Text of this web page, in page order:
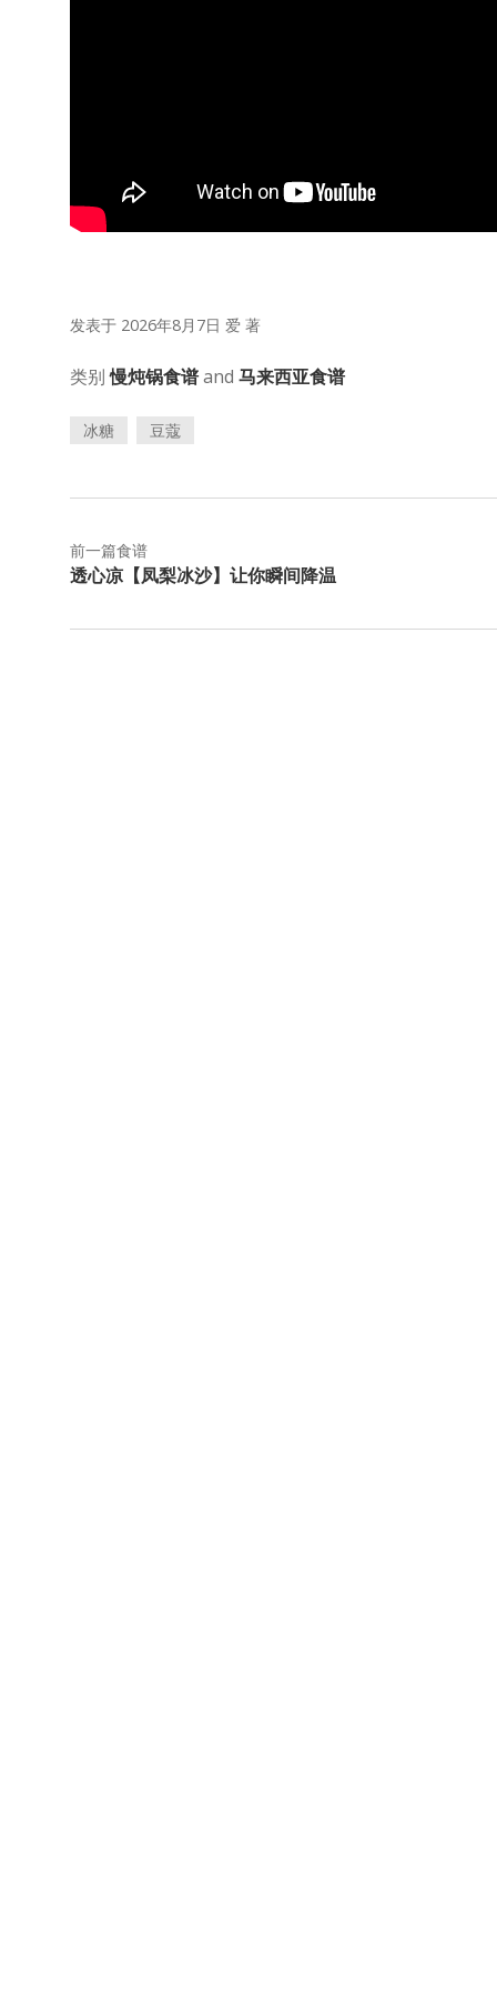
发表于 2026年8月7日 爱 著
类别慢炖锅食谱and 马来西亚食谱
冰糖 豆蔻
前一篇食谱
透心凉【凤梨冰沙】让你瞬间降温